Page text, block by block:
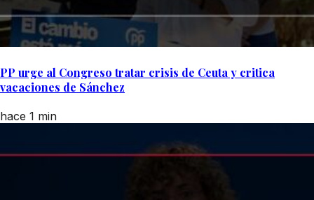
PP urge al Congreso tratar crisis de Ceuta y critica
vacaciones de Sánchez
hace 1 min